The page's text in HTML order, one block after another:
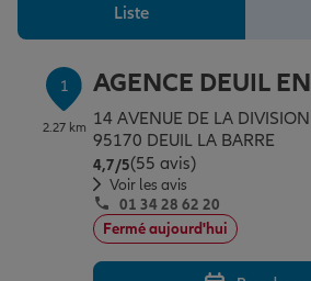
Assurance emprunteur
Prévoyance et dépendance
Assurance animal de compagnie
Protection de la famille
Protection juridique
Épargne & retraite
Plan épargne retraite
Vos projets
Liste
1
2.27 km
AGENCE DEUIL
14 AVENUE DE LA
95170 DEUIL LA BARRE
4,7/5Note de 4.7 sur 5
(55 avis)
Voir les avis
01 34 28 62 20
Fermé aujourd'hui